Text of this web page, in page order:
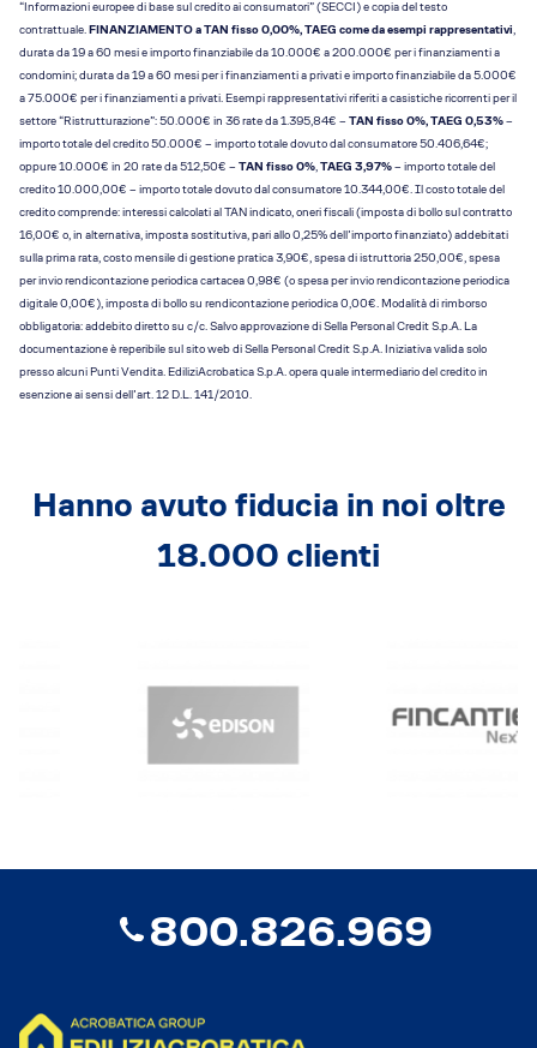
“Informazioni europee di base sul credito ai consumatori” (SECCI) e copia del testo
contrattuale.FINANZIAMENTO a TAN fisso 0,00%, TAEG come da esempi rappresentativi,
durata da 19 a 60 mesi e importo finanziabile da 10.000€ a 200.000€ per i finanziamenti a
condomini; durata da 19 a 60 mesi per i finanziamenti a privati e importo finanziabile da 5.000€
a 75.000€ per i finanziamenti a privati. Esempi rappresentativi riferiti a casistiche ricorrenti per il
settore “Ristrutturazione”: 50.000€ in 36 rate da 1.395,84€ – TAN fisso 0%, TAEG 0,53%–
importo totale del credito 50.000€ – importo totale dovuto dal consumatore 50.406,64€;
oppure 10.000€ in 20 rate da 512,50€ – TAN fisso 0%,TAEG 3,97%– importo totale del
credito 10.000,00€ – importo totale dovuto dal consumatore 10.344,00€. Il costo totale del
credito comprende: interessi calcolati al TAN indicato, oneri fiscali (imposta di bollo sul contratto
16,00€ o, in alternativa, imposta sostitutiva, pari allo 0,25% dell’importo finanziato) addebitati
sulla prima rata, costo mensile di gestione pratica 3,90€, spesa di istruttoria 250,00€, spesa
per invio rendicontazione periodica cartacea 0,98€ (o spesa per invio rendicontazione periodica
digitale 0,00€), imposta di bollo su rendicontazione periodica 0,00€. Modalità di rimborso
obbligatoria: addebito diretto su c/c. Salvo approvazione di Sella Personal Credit S.p.A. La
documentazione è reperibile sul sito web di Sella Personal Credit S.p.A. Iniziativa valida solo
presso alcuni Punti Vendita. EdiliziAcrobatica S.p.A. opera quale intermediario del credito in
esenzione ai sensi dell’art. 12 D.L. 141/2010.
Hanno avuto fiducia in noi oltre
18.000 clienti
800.826.969